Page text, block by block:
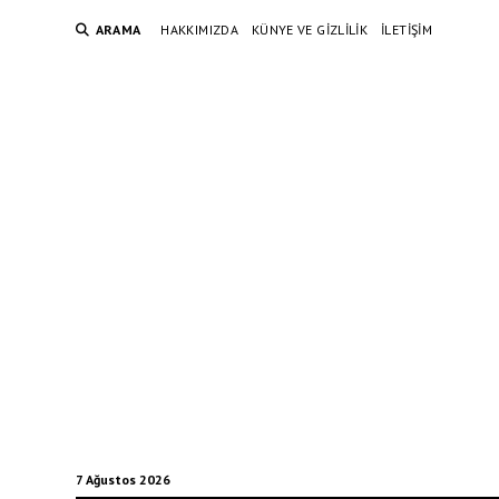
ARAMA HAKKIMIZDA KÜNYE VE GIZLILIK İLETIŞIM
7 Ağustos 2026